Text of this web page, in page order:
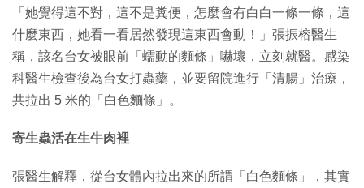
「她覺得這不對，這不是糞便，怎麼會有白白一條一條，這
什麼東西，她看一看居然發現這東西會動！」張振榕醫生
稱，該名台女被眼前「蠕動的麵條」嚇壞，立刻就醫。感染
科醫生檢查後為台女打蟲藥，並要留院進行「清腸」治療，
共拉出 5 米的「白色麵條」。
寄生蟲活在生牛肉裡
張醫生解釋，從台女體內拉出來的所謂「白色麵條」，其實